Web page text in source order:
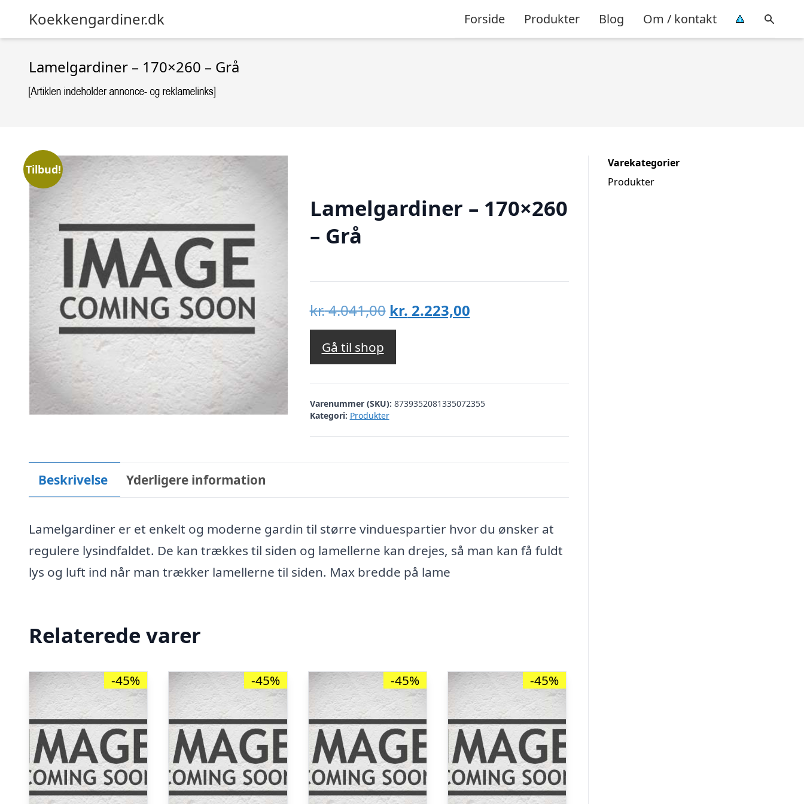
Koekkengardiner.dk Forside Produkter Blog Om / kontakt
Lamelgardiner – 170×260 – Grå
Tilbud!
Lamelgardiner – 170×260
– Grå
kr.4.041,00 Den
oprindelige
var:
kr. 4.041,00.
kr. 2.223,00Den
kr. 2.223,00.
Gå til shop
Varenummer (SKU): 8739352081335072355
Kategori: Produkter
Beskrivelse Yderligere information
Lamelgardiner er et enkelt og moderne gardin til større vinduespartier hvor du ønsker at
regulere lysindfaldet. De kan trækkes til siden og lamellerne kan drejes, så man kan få fuldt
lys og luft ind når man trækker lamellerne til siden. Max bredde på lame
Relaterede varer
-45% -45% -45% -45%
Varekategorier
Produkter